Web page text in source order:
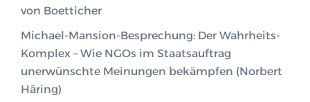
von Boetticher
Michael-Mansion-Besprechung: Der Wahrheits-
Komplex – Wie NGOs im Staatsauftrag
unerwünschte Meinungen bekämpfen (Norbert
Häring)